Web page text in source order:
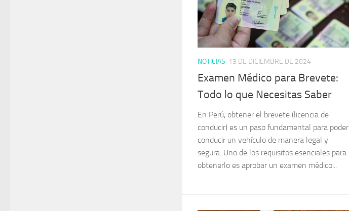
NOTICIAS 13 DE DICIEMBRE DE 2024
Examen Médico para Brevete:
Todo lo que Necesitas Saber
En Perú, obtener el brevete (licencia de
conducir) es un paso fundamental para poder
conducir un vehículo de manera legal y
segura. Uno de los requisitos esenciales para
obtenerlo es aprobar un examen médico...